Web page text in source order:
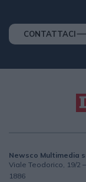
CONTATTACI
Newsco Multimedia
Viale Teodorico, 19/2
1886